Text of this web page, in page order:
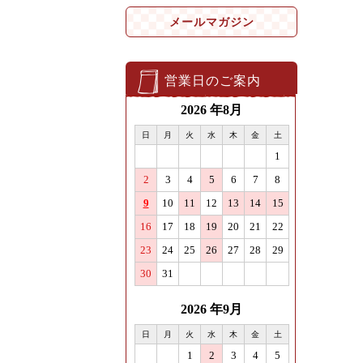
メールマガジン
営業日のご案内